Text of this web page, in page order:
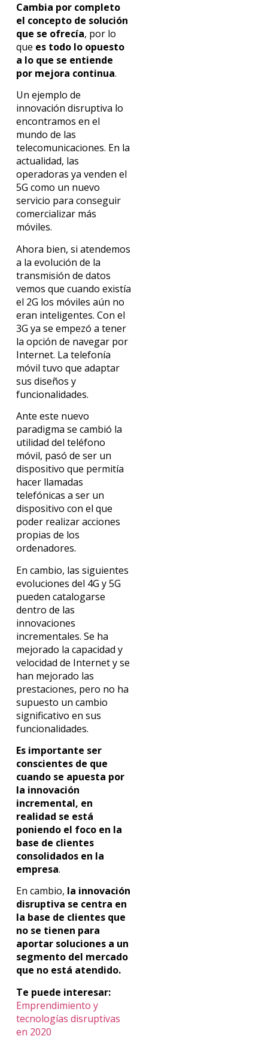
Cambia por completo
el concepto de solución
que se ofrecía, por lo
que es todo lo opuesto
a lo que se entiende
por mejora continua.
Un ejemplo de
innovación disruptiva lo
encontramos en el
mundo de las
telecomunicaciones. En la
actualidad, las
operadoras ya venden el
5G como un nuevo
servicio para conseguir
comercializar más
móviles.
Ahora bien, si atendemos
a la evolución de la
transmisión de datos
vemos que cuando existía
el 2G los móviles aún no
eran inteligentes. Con el
3G ya se empezó a tener
la opción de navegar por
Internet. La telefonía
móvil tuvo que adaptar
sus diseños y
funcionalidades.
Ante este nuevo
paradigma se cambió la
utilidad del teléfono
móvil, pasó de ser un
dispositivo que permitía
hacer llamadas
telefónicas a ser un
dispositivo con el que
poder realizar acciones
propias de los
ordenadores.
En cambio, las siguientes
evoluciones del 4G y 5G
pueden catalogarse
dentro de las
innovaciones
incrementales. Se ha
mejorado la capacidad y
velocidad de Internet y se
han mejorado las
prestaciones, pero no ha
supuesto un cambio
significativo en sus
funcionalidades.
Es importante ser
conscientes de que
cuando se apuesta por
la innovación
incremental, en
realidad se está
poniendo el foco en la
base de clientes
consolidados en la
empresa.
En cambio, la innovación
disruptiva se centra en
la base de clientes que
no se tienen para
aportar soluciones a un
segmento del mercado
que no está atendido.
Te puede interesar:
Emprendimiento y
tecnologías disruptivas
en 2020